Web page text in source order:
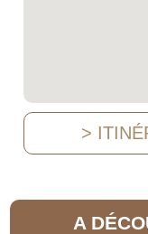
>
A